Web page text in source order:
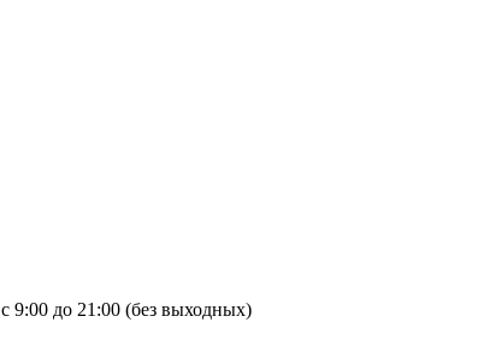
с 9:00 до 21:00 (без выходных)